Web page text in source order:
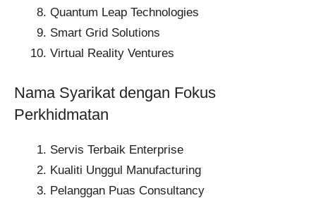
Quantum Leap Technologies​
Smart Grid Solutions​
Virtual Reality Ventures​
Nama Syarikat dengan Fokus
Perkhidmatan
Servis Terbaik Enterprise​
Kualiti Unggul Manufacturing​
Pelanggan Puas Consultancy​